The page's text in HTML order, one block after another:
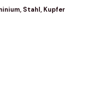
Stahl, Kupfer